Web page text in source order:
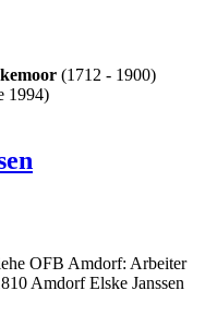
(1712 - 1900)
1994)
OFB Amdorf: Arbeiter
Amdorf Elske Janssen